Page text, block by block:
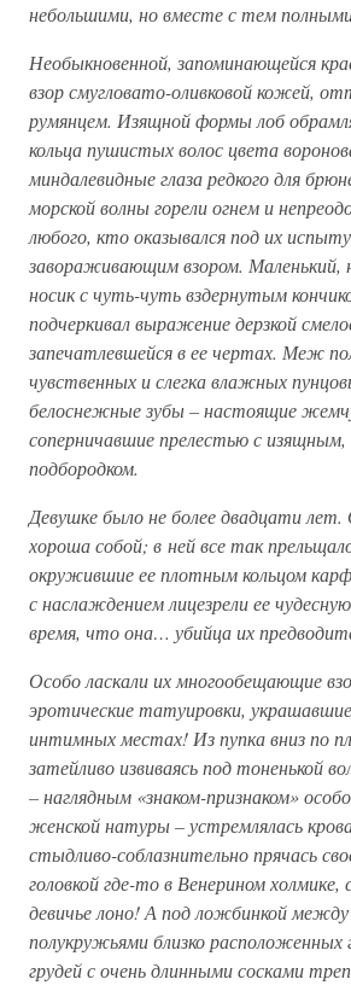
небольшими, но вместе с тем
Необыкновенной, запоминающейся
взор смугловато-оливковой кожей,
румянцем. Изящной формы лоб
кольца пушистых волос цвета
миндалевидные глаза редкого для
морской волны горели огнем и
любого, кто оказывался под их
завораживающим взором. Маленький,
носик с чуть-чуть вздернутым
подчеркивал выражение дерзкой
запечатлевшейся в ее чертах. Меж
чувственных и слегка влажных
белоснежные зубы – настоящие
соперничавшие прелестью с
подбородком.
Девушке было не более двадцати
хороша собой; в ней все так
окружившие ее плотным кольцом
с наслаждением лицезрели ее
время, что она… убийца их
Особо ласкали их многообещающие
эротические татуировки,
интимных местах! Из пупка вниз по
затейливо извиваясь под тоненькой
– наглядным «знаком-признаком»
женской натуры – устремлялась
стыдливо-соблазнительно прячась
головкой где-то в Венерином
девичье лоно! А под ложбинкой
полукружьями близко расположенных
грудей с очень длинными сосками